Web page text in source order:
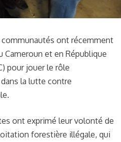
ont récemment
Cameroun et en République
pour jouer le rôle
la lutte contre
ont exprimé leur volonté de
forestière illégale, qui